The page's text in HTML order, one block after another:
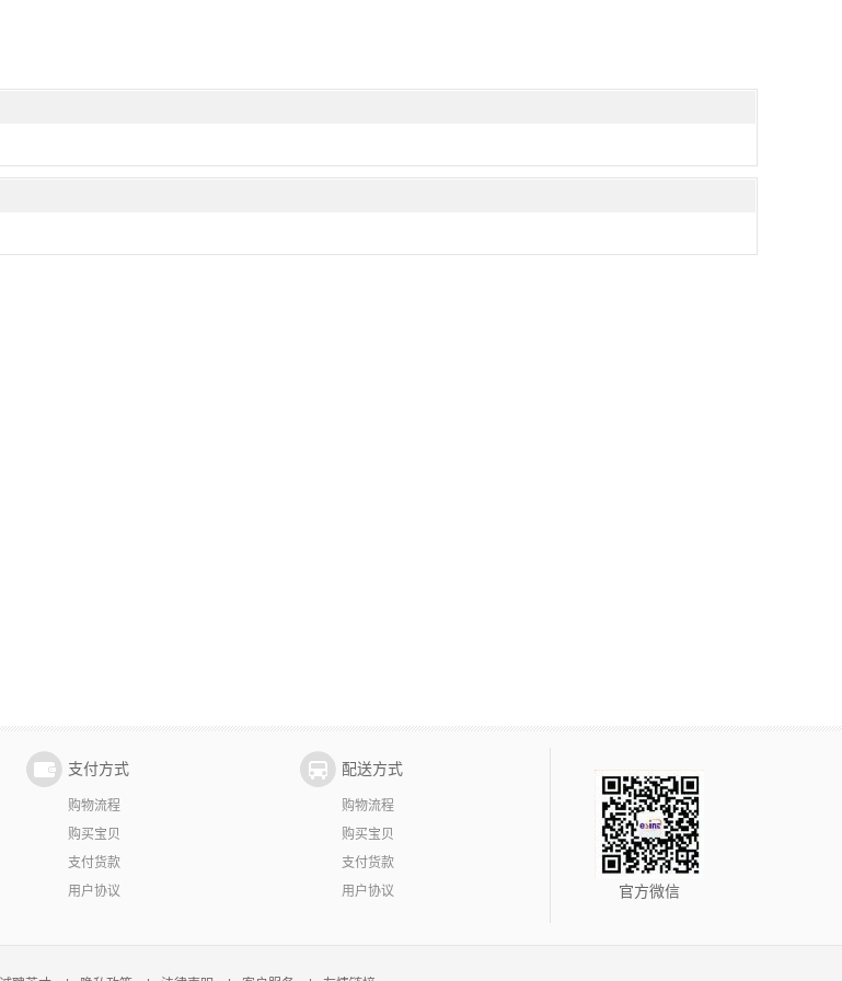
支付方式
购物流程
购买宝贝
支付货款
用户协议
配送方式
购物流程
购买宝贝
支付货款
用户协议
官方微信